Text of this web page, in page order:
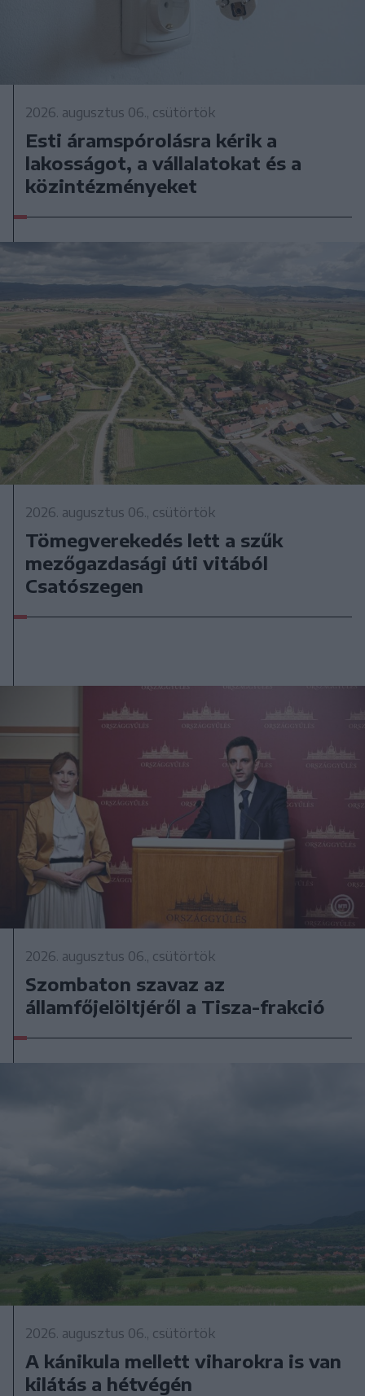
2026. augusztus 06., csütörtök
Esti áramspórolásra kérik a
lakosságot, a vállalatokat és a
közintézményeket
2026. augusztus 06., csütörtök
Tömegverekedés lett a szűk
mezőgazdasági úti vitából
Csatószegen
2026. augusztus 06., csütörtök
Szombaton szavaz az
államfőjelöltjéről a Tisza-frakció
2026. augusztus 06., csütörtök
A kánikula mellett viharokra is van
kilátás a hétvégén